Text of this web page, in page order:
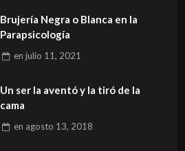
Brujería Negra o Blanca en la
Parapsicología
en julio 11, 2021
Un ser la aventó y la tiró de la
cama
en agosto 13, 2018